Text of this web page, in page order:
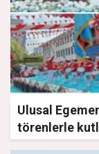
Ulusal
törenlerle